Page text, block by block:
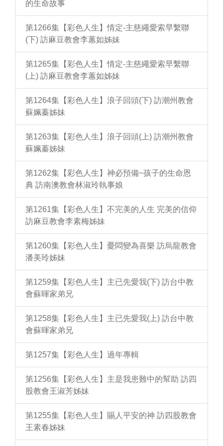
的生命故事
第1266集【彩色人生】情定-主慈繩愛索早繫聯
(下) 訪麻豆教會李蕙如姊妹
第1265集【彩色人生】情定-主慈繩愛索早繫聯
(上) 訪麻豆教會李蕙如姊妹
第1264集【彩色人生】浪子回頭(下) 訪潮州教會
蘇姵蓁姊妹
第1263集【彩色人生】浪子回頭(上) 訪潮州教會
蘇姵蓁姊妹
第1262集【彩色人生】神必預備~孩子的生命恩
典 訪南澳教會林淑玲執事娘
第1261集【彩色人生】不完美的人生 完美的信仰
訪麻豆教會李素梅姊妹
第1260集【彩色人生】憂悶變為喜樂 訪烏龍教會
潘美玲姊妹
第1259集【彩色人生】主已先愛我(下) 訪台中教
會蘇暉家弟兄
第1258集【彩色人生】主已先愛我(上) 訪台中教
會蘇暉家弟兄
第1257集【彩色人生】過年專輯
第1256集【彩色人生】主是我患難中的幫助 訪四
股教會王淑芳姊妹
第1255集【彩色人生】賜人平安的神 訪四股教會
王素春姊妹